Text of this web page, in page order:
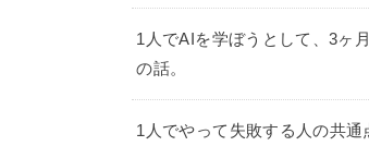
1人でAIを学ぼうとして、3ヶ
の話。
1人でやって失敗する人の共通